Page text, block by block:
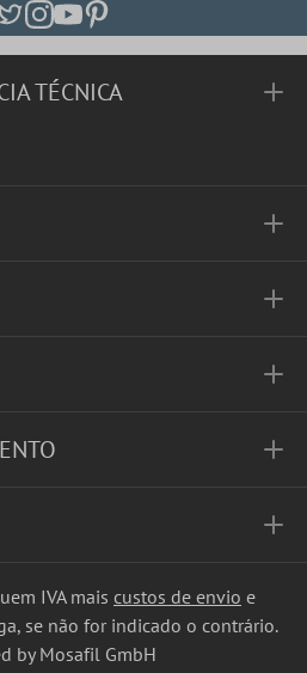
TÉCNICA
IVA mais custos de envio e
se não for indicado o contrário.
by Mosafil GmbH